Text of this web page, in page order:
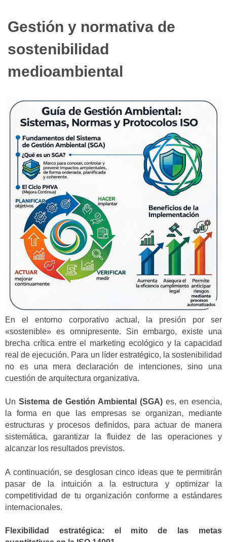
Gestión y normativa de
sostenibilidad
medioambiental
En el entorno corporativo actual, la presión por ser
«sostenible» es omnipresente. Sin embargo, existe una
brecha crítica entre el marketing ecológico y la capacidad
real de ejecución. Para un líder estratégico, la sostenibilidad
no es una mera declaración de intenciones, sino una
cuestión de arquitectura organizativa.
Un Sistema de Gestión Ambiental (SGA) es, en esencia,
la forma en que las empresas se organizan, mediante
estructuras y procesos definidos, para actuar de manera
sistemática, garantizar la fluidez de las operaciones y
alcanzar los resultados previstos.
A continuación, se desglosan cinco ideas que te permitirán
pasar de la intuición a la estructura y optimizar la
competitividad de tu organización conforme a estándares
internacionales.
Flexibilidad estratégica: el mito de las metas